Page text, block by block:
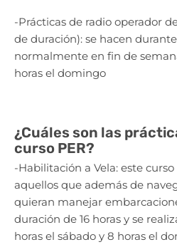
-Prácticas de radio operador
de duración): se hacen
normalmente en fin de
horas el domingo
¿Cuáles son las
curso PER?
-Habilitación a Vela: este
aquellos que además de
quieran manejar
duración de 16 horas y se
horas el sábado y 8 horas el